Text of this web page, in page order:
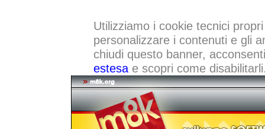
Utilizziamo i cookie tecnici
personalizzare i contenuti e gli
chiudi questo banner,
estesae scopri come